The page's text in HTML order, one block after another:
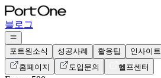
블로그
포트원소식 성공사례 활용팁 인사이트
홈페이지
도입문의 헬프센터